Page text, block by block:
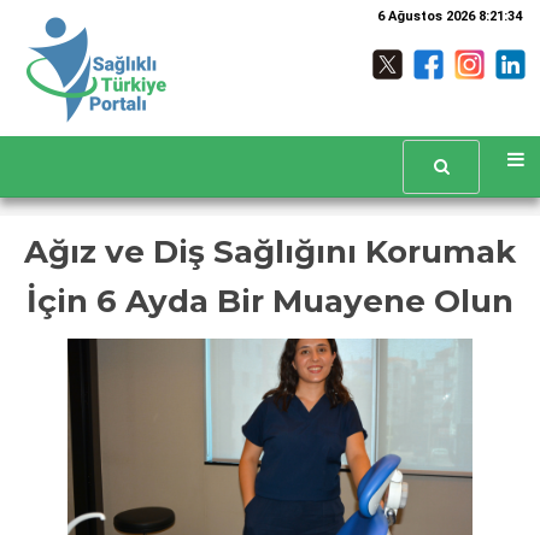
6 Ağustos 2026 8:21:35
Ağız ve Diş Sağlığını Korumak
İçin 6 Ayda Bir Muayene Olun